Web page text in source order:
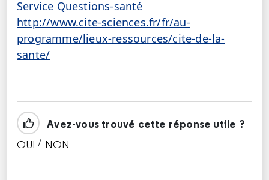
Service Questions-santé
http://www.cite-sciences.fr/fr/au-
programme/lieux-ressources/cite-de-la-
sante/
Avez-vous trouvé cette réponse utile ?
OUI / NON